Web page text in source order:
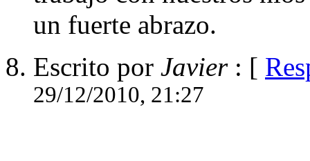
un fuerte abrazo.
Escrito por Javier : [
29/12/2010, 21:27